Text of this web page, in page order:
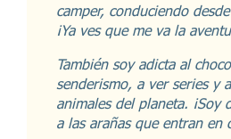
camper, conduciendo
¡Ya ves que me va la
También soy adicta al
senderismo, a ver series y
animales del planeta. ¡Soy
a las arañas que entran en